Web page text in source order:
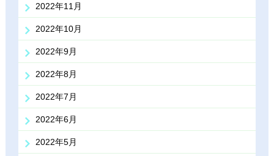
2022年11月
2022年10月
2022年9月
2022年8月
2022年7月
2022年6月
2022年5月